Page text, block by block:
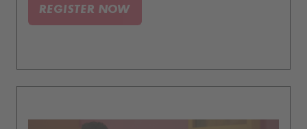
REGISTER NOW